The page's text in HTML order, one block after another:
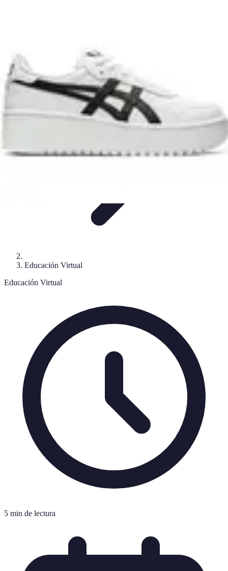
Conocimiento Virtual
Educación Virtual
Educación Virtual
5 min de lectura